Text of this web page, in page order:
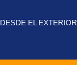
DESDE EL EXTERIOR